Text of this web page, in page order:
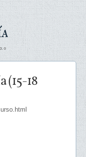
(15-18